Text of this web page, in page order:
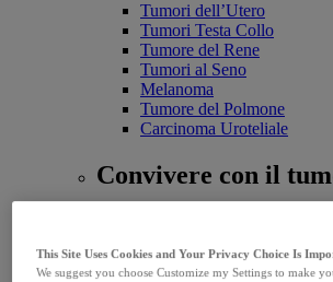
Tumori dell’Utero
Tumori Testa Collo
Tumore del Rene
Tumori al Seno
Melanoma
Tumore del Polmone
Carcinoma Uroteliale
Convivere con il
Ipertensione arteriosa polmonare
This Site Uses Cookies and Your Privacy Choice Is
We suggest you choose Customize my Settings to make